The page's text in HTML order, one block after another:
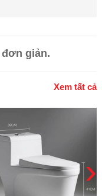
giản.
Xem tất cả
›